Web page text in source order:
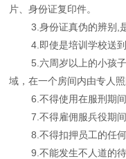
片、身份证复印件。
3.身份证真伪的辨别,是
4.即使是培训学校送到
5.六周岁以上的小孩子
域，在一个房间内由专人
6.不得使用在服刑期间
7.不得雇佣服兵役期间
8.不得扣押员工的任何
9.不能发生不人道的待